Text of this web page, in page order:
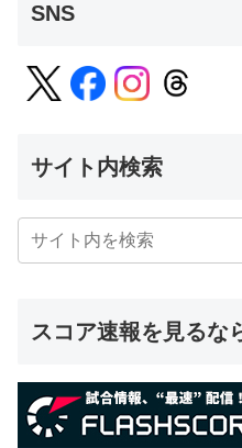
SNS
サイト内検索
スコア速報を見るな